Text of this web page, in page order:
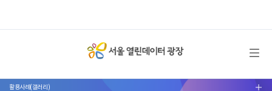
메뉴 열기
활용사례(갤러리) 서브메뉴 열기